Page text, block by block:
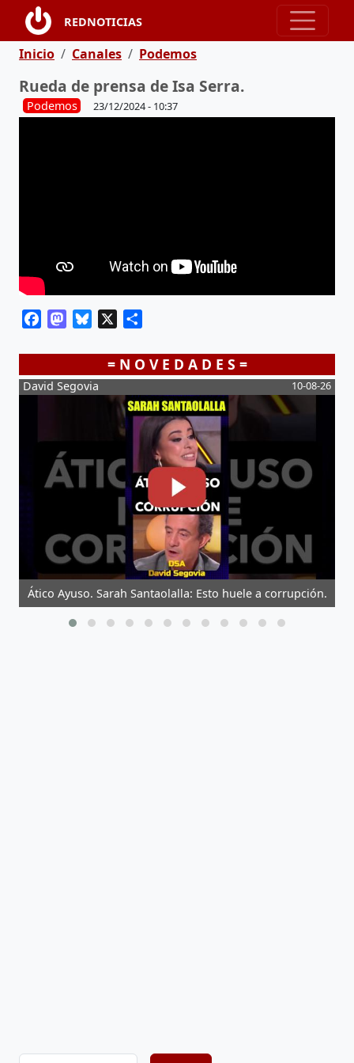
Pasar al contenido principal
REDNOTICIAS
Ruta de navegación
Inicio Canales Podemos
Rueda de prensa de Isa Serra.
Podemos 23/12/2024 - 10:37
FacebookMastodon
Bluesky
= N O V E D A D E S =
David Segovia 10-08-26
Ático Ayuso. Sarah Santaolalla: Esto huele a corrupción.